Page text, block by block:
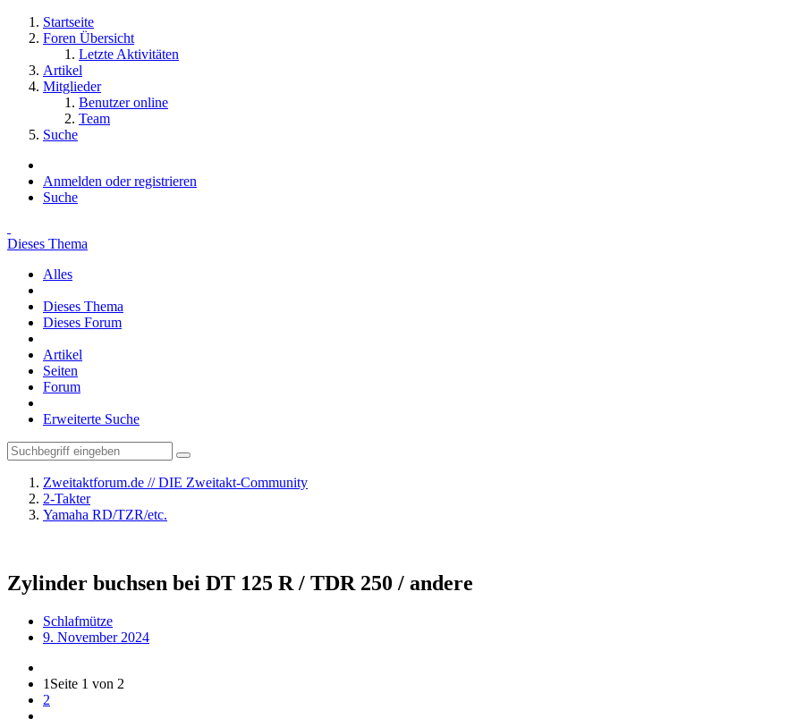
Startseite
Foren Übersicht
Letzte Aktivitäten
Artikel
Mitglieder
Benutzer online
Team
Suche
Anmelden oder registrieren
Suche
Dieses Thema
Alles
Dieses Thema
Dieses Forum
Artikel
Seiten
Forum
Erweiterte Suche
Zweitaktforum.de // DIE Zweitakt-Community
2-Takter
Yamaha RD/TZR/etc.
Zylinder buchsen bei DT 125 R / TDR 250 / andere
Schlafmütze
9. November 2024
1 Seite 1 von 2
2